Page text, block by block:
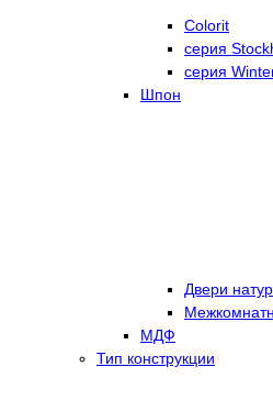
Colorit
серия
серия
Шпон
Двери
МДФ
Тип конструкции